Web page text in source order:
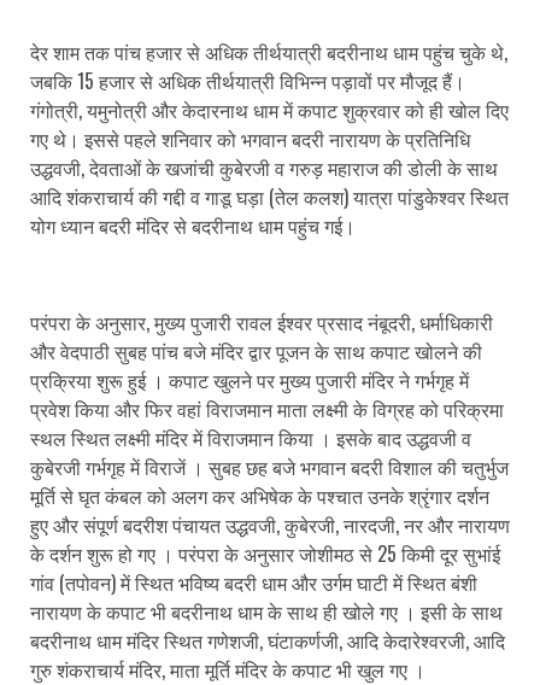
देर शाम तक पांच हजार से अधिक तीर्थयात्री बदरीनाथ धाम पहुंच चुके थे,
जबकि 15 हजार से अधिक तीर्थयात्री विभिन्न पड़ावों पर मौजूद हैं।
गंगोत्री, यमुनोत्री और केदारनाथ धाम में कपाट शुक्रवार को ही खोल दिए
गए थे। इससे पहले शनिवार को भगवान बदरी नारायण के प्रतिनिधि
उद्धवजी, देवताओं के खजांची कुबेरजी व गरुड़ महाराज की डोली के साथ
आदि शंकराचार्य की गद्दी व गाडू घड़ा (तेल कलश) यात्रा पांडुकेश्वर स्थित
योग ध्यान बदरी मंदिर से बदरीनाथ धाम पहुंच गई।
परंपरा के अनुसार, मुख्य पुजारी रावल ईश्वर प्रसाद नंबूदरी, धर्माधिकारी
और वेदपाठी सुबह पांच बजे मंदिर द्वार पूजन के साथ कपाट खोलने की
प्रक्रिया शुरू हुई । कपाट खुलने पर मुख्य पुजारी मंदिर ने गर्भगृह में
प्रवेश किया और फिर वहां विराजमान माता लक्ष्मी के विग्रह को परिक्रमा
स्थल स्थित लक्ष्मी मंदिर में विराजमान किया । इसके बाद उद्धवजी व
कुबेरजी गर्भगृह में विराजें । सुबह छह बजे भगवान बदरी विशाल की चतुर्भुज
मूर्ति से घृत कंबल को अलग कर अभिषेक के पश्चात उनके श्रृंगार दर्शन
हुए और संपूर्ण बदरीश पंचायत उद्धवजी, कुबेरजी, नारदजी, नर और नारायण
के दर्शन शुरू हो गए । परंपरा के अनुसार जोशीमठ से 25 किमी दूर सुभांई
गांव (तपोवन) में स्थित भविष्य बदरी धाम और उर्गम घाटी में स्थित बंशी
नारायण के कपाट भी बदरीनाथ धाम के साथ ही खोले गए । इसी के साथ
बदरीनाथ धाम मंदिर स्थित गणेशजी, घंटाकर्णजी, आदि केदारेश्वरजी, आदि
गुरु शंकराचार्य मंदिर, माता मूर्ति मंदिर के कपाट भी खुल गए ।